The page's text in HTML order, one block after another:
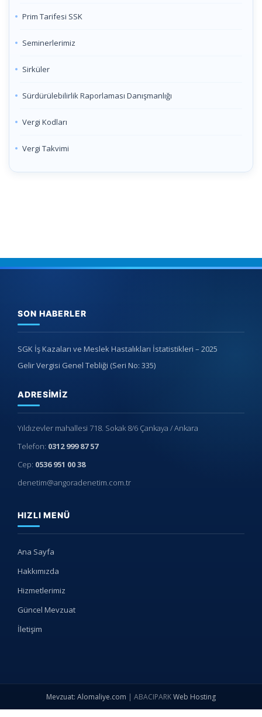
Prim Tarifesi SSK
Seminerlerimiz
Sirküler
Sürdürülebilirlik Raporlaması Danışmanlığı
Vergi Kodları
Vergi Takvimi
SON HABERLER
SGK İş Kazaları ve Meslek Hastalıkları İstatistikleri – 2025
Gelir Vergisi Genel Tebliği (Seri No: 335)
ADRESIMIZ
Yıldızevler mahallesi 718. Sokak 8/6 Çankaya / Ankara
Telefon: 0312 999 87 57
Cep: 0536 951 00 38
denetim@angoradenetim.com.tr
HIZLI MENÜ
Ana Sayfa
Hakkımızda
Hizmetlerimiz
Güncel Mevzuat
İletişim
Mevzuat: Alomaliye.com | ABACIPARKWeb Hosting